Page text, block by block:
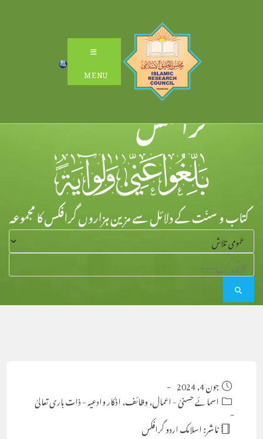
MENU
Post
published:
جون 4, 2024
Post
category:
اسمائے حسنیٰ-اعمال، وظائف، اذکار وادعیہ-ذات باری تعالیٰ
ناشر:اسلامک اردو گرافکس